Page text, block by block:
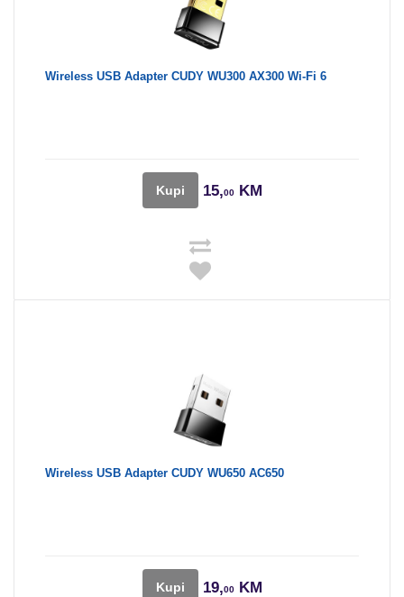
Wireless USB Adapter CUDY WU300 AX300 Wi-Fi 6
Kupi 15,00KM
Wireless USB Adapter CUDY WU650 AC650
Kupi 19,00KM